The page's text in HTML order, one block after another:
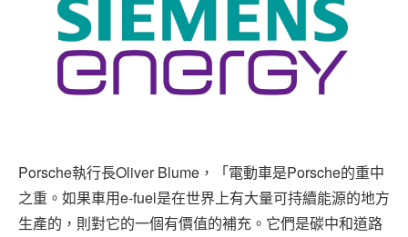
Porsche執行長Oliver Blume，「電動車是Porsche的重中
之重。如果車用e-fuel是在世界上有大量可持續能源的地方
生產的，則對它的一個有價值的補充。它們是碳中和道路